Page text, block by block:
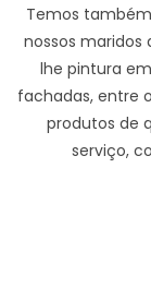
Temos
nossos
lhe pintura
fachadas, entre
produtos de
serviço,